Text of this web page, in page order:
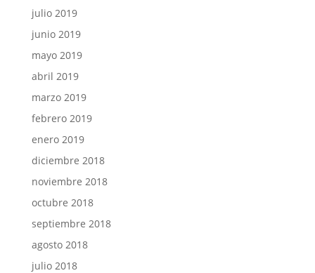
julio 2019
junio 2019
mayo 2019
abril 2019
marzo 2019
febrero 2019
enero 2019
diciembre 2018
noviembre 2018
octubre 2018
septiembre 2018
agosto 2018
julio 2018